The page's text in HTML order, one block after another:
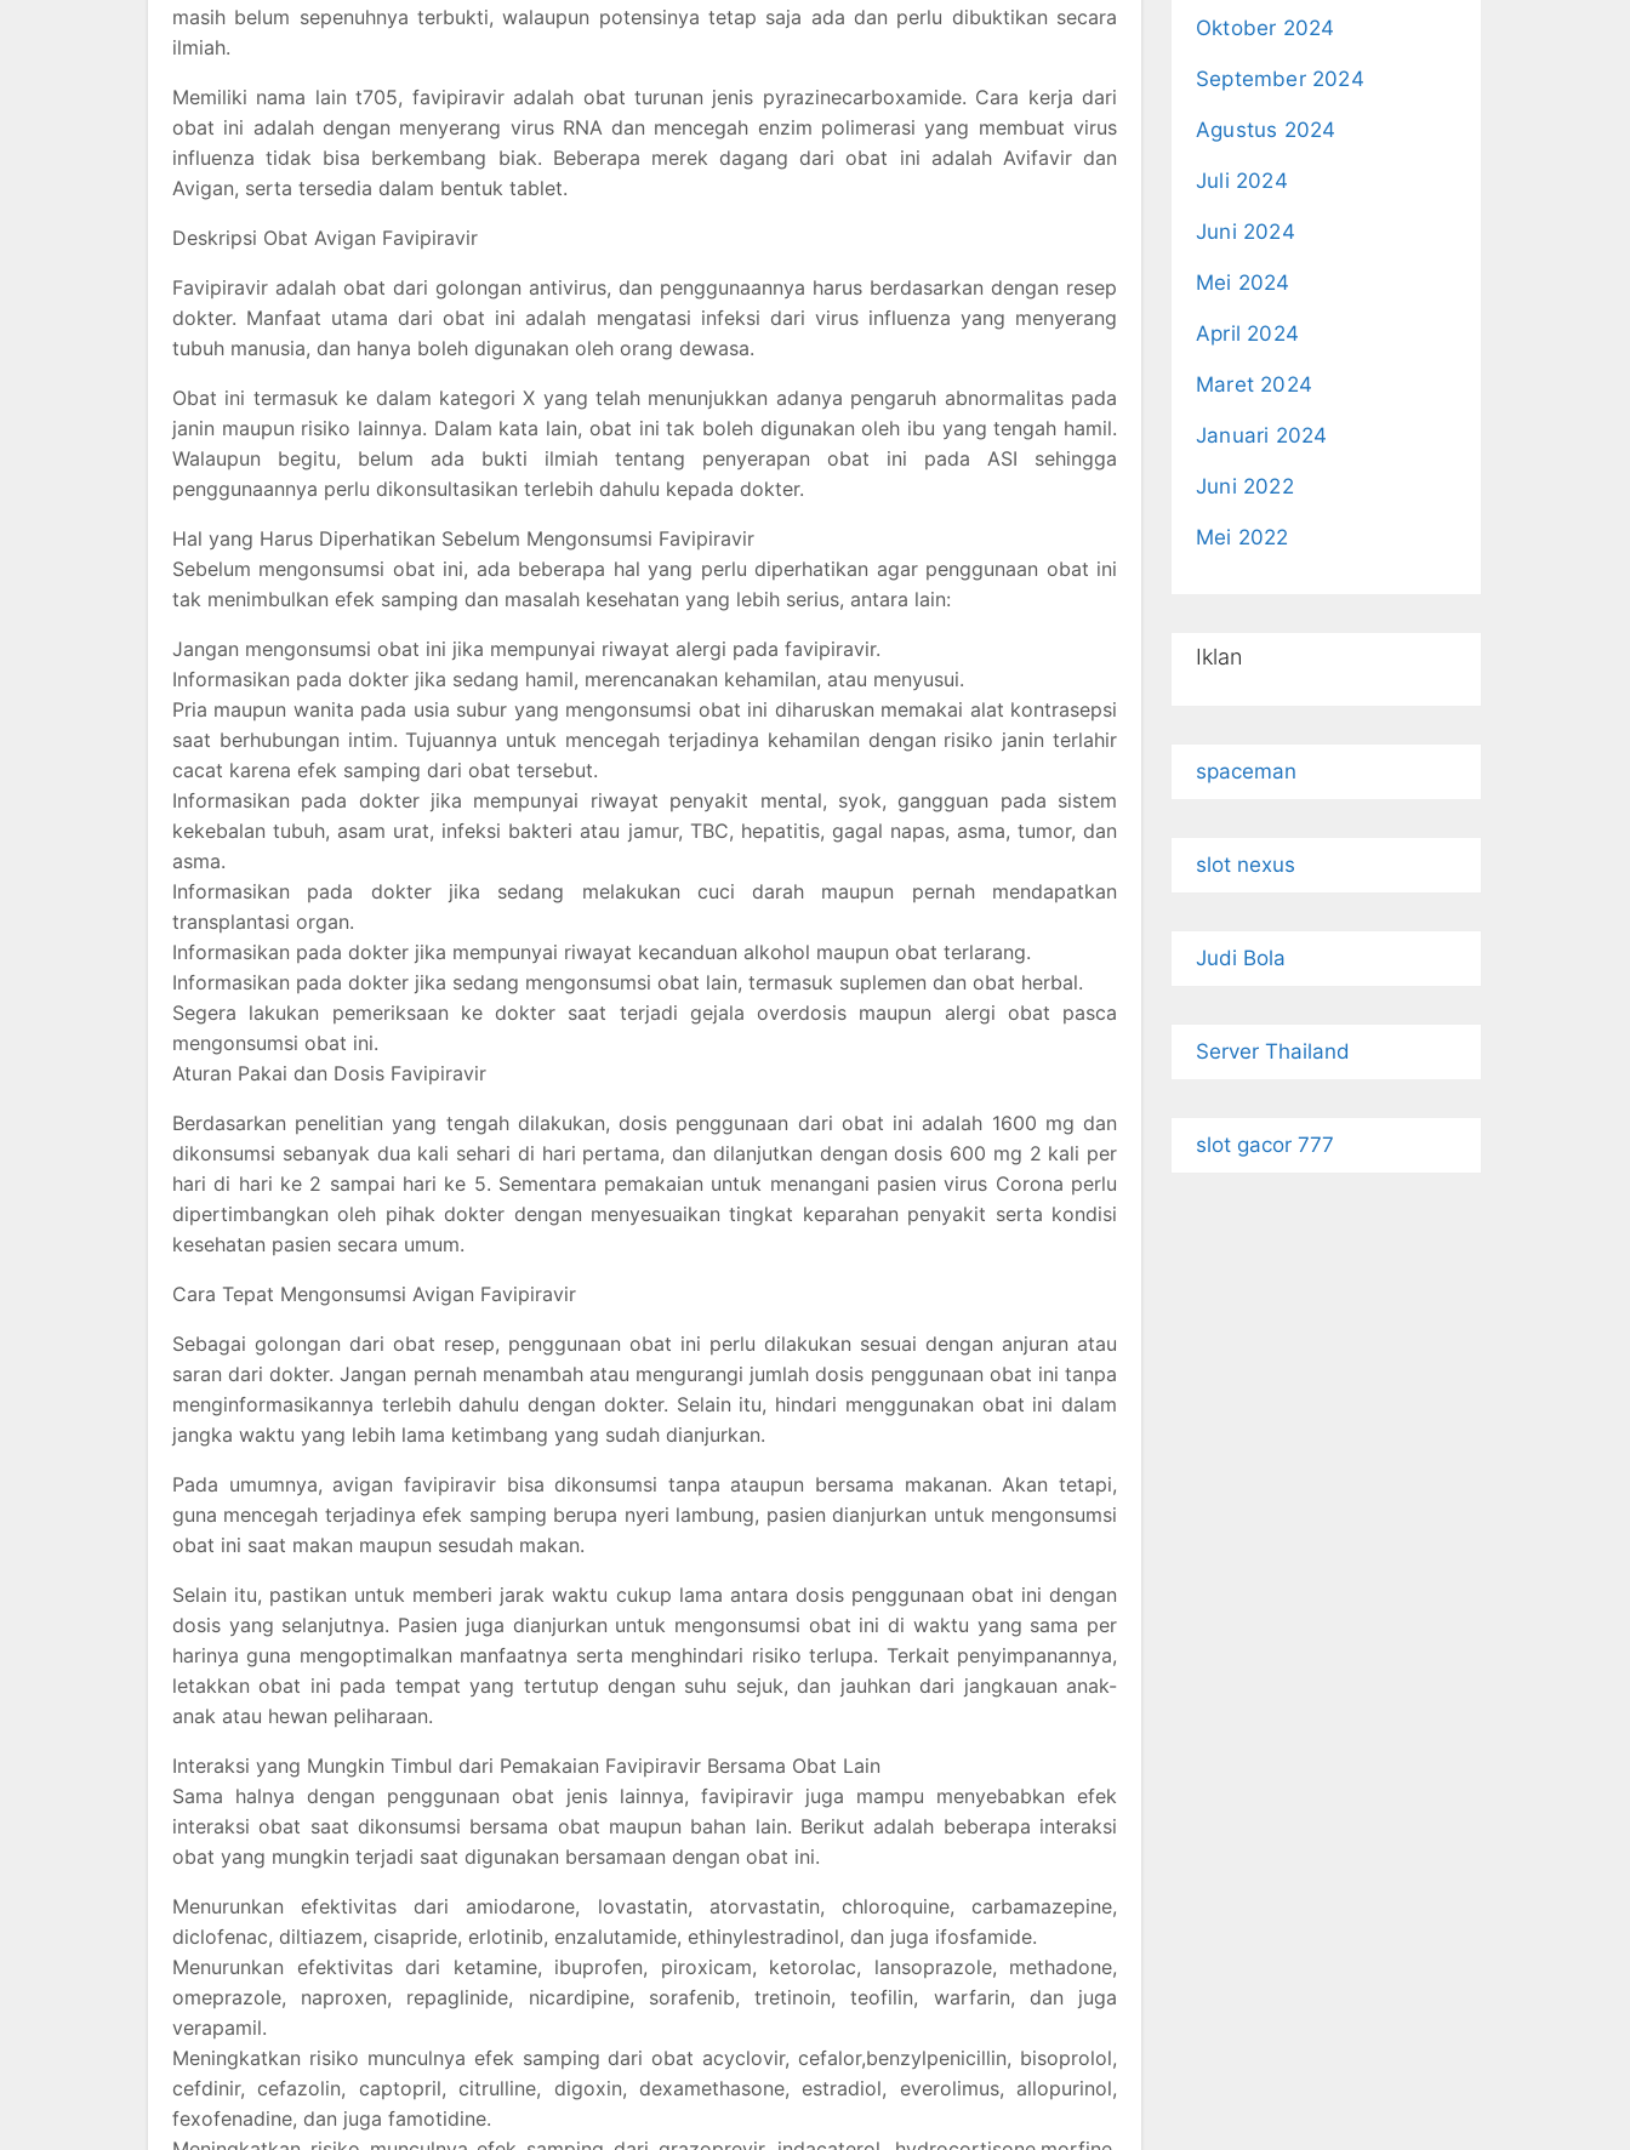
masih belum sepenuhnya terbukti, walaupun potensinya tetap saja ada dan perlu dibuktikan secara
ilmiah.
Memiliki nama lain t705, favipiravir adalah obat turunan jenis pyrazinecarboxamide. Cara kerja dari
obat ini adalah dengan menyerang virus RNA dan mencegah enzim polimerasi yang membuat virus
influenza tidak bisa berkembang biak. Beberapa merek dagang dari obat ini adalah Avifavir dan
Avigan, serta tersedia dalam bentuk tablet.
Deskripsi Obat Avigan Favipiravir
Favipiravir adalah obat dari golongan antivirus, dan penggunaannya harus berdasarkan dengan resep
dokter. Manfaat utama dari obat ini adalah mengatasi infeksi dari virus influenza yang menyerang
tubuh manusia, dan hanya boleh digunakan oleh orang dewasa.
Obat ini termasuk ke dalam kategori X yang telah menunjukkan adanya pengaruh abnormalitas pada
janin maupun risiko lainnya. Dalam kata lain, obat ini tak boleh digunakan oleh ibu yang tengah hamil.
Walaupun begitu, belum ada bukti ilmiah tentang penyerapan obat ini pada ASI sehingga
penggunaannya perlu dikonsultasikan terlebih dahulu kepada dokter.
Hal yang Harus Diperhatikan Sebelum Mengonsumsi Favipiravir
Sebelum mengonsumsi obat ini, ada beberapa hal yang perlu diperhatikan agar penggunaan obat ini
tak menimbulkan efek samping dan masalah kesehatan yang lebih serius, antara lain:
Jangan mengonsumsi obat ini jika mempunyai riwayat alergi pada favipiravir.
Informasikan pada dokter jika sedang hamil, merencanakan kehamilan, atau menyusui.
Pria maupun wanita pada usia subur yang mengonsumsi obat ini diharuskan memakai alat kontrasepsi
saat berhubungan intim. Tujuannya untuk mencegah terjadinya kehamilan dengan risiko janin terlahir
cacat karena efek samping dari obat tersebut.
Informasikan pada dokter jika mempunyai riwayat penyakit mental, syok, gangguan pada sistem
kekebalan tubuh, asam urat, infeksi bakteri atau jamur, TBC, hepatitis, gagal napas, asma, tumor, dan
asma.
Informasikan pada dokter jika sedang melakukan cuci darah maupun pernah mendapatkan
transplantasi organ.
Informasikan pada dokter jika mempunyai riwayat kecanduan alkohol maupun obat terlarang.
Informasikan pada dokter jika sedang mengonsumsi obat lain, termasuk suplemen dan obat herbal.
Segera lakukan pemeriksaan ke dokter saat terjadi gejala overdosis maupun alergi obat pasca
mengonsumsi obat ini.
Aturan Pakai dan Dosis Favipiravir
Berdasarkan penelitian yang tengah dilakukan, dosis penggunaan dari obat ini adalah 1600 mg dan
dikonsumsi sebanyak dua kali sehari di hari pertama, dan dilanjutkan dengan dosis 600 mg 2 kali per
hari di hari ke 2 sampai hari ke 5. Sementara pemakaian untuk menangani pasien virus Corona perlu
dipertimbangkan oleh pihak dokter dengan menyesuaikan tingkat keparahan penyakit serta kondisi
kesehatan pasien secara umum.
Cara Tepat Mengonsumsi Avigan Favipiravir
Sebagai golongan dari obat resep, penggunaan obat ini perlu dilakukan sesuai dengan anjuran atau
saran dari dokter. Jangan pernah menambah atau mengurangi jumlah dosis penggunaan obat ini tanpa
menginformasikannya terlebih dahulu dengan dokter. Selain itu, hindari menggunakan obat ini dalam
jangka waktu yang lebih lama ketimbang yang sudah dianjurkan.
Pada umumnya, avigan favipiravir bisa dikonsumsi tanpa ataupun bersama makanan. Akan tetapi,
guna mencegah terjadinya efek samping berupa nyeri lambung, pasien dianjurkan untuk mengonsumsi
obat ini saat makan maupun sesudah makan.
Selain itu, pastikan untuk memberi jarak waktu cukup lama antara dosis penggunaan obat ini dengan
dosis yang selanjutnya. Pasien juga dianjurkan untuk mengonsumsi obat ini di waktu yang sama per
harinya guna mengoptimalkan manfaatnya serta menghindari risiko terlupa. Terkait penyimpanannya,
letakkan obat ini pada tempat yang tertutup dengan suhu sejuk, dan jauhkan dari jangkauan anak-
anak atau hewan peliharaan.
Interaksi yang Mungkin Timbul dari Pemakaian Favipiravir Bersama Obat Lain
Sama halnya dengan penggunaan obat jenis lainnya, favipiravir juga mampu menyebabkan efek
interaksi obat saat dikonsumsi bersama obat maupun bahan lain. Berikut adalah beberapa interaksi
obat yang mungkin terjadi saat digunakan bersamaan dengan obat ini.
Menurunkan efektivitas dari amiodarone, lovastatin, atorvastatin, chloroquine, carbamazepine,
diclofenac, diltiazem, cisapride, erlotinib, enzalutamide, ethinylestradinol, dan juga ifosfamide.
Menurunkan efektivitas dari ketamine, ibuprofen, piroxicam, ketorolac, lansoprazole, methadone,
omeprazole, naproxen, repaglinide, nicardipine, sorafenib, tretinoin, teofilin, warfarin, dan juga
verapamil.
Meningkatkan risiko munculnya efek samping dari obat acyclovir, cefalor,benzylpenicillin, bisoprolol,
cefdinir, cefazolin, captopril, citrulline, digoxin, dexamethasone, estradiol, everolimus, allopurinol,
fexofenadine, dan juga famotidine.
Oktober 2024
September 2024
Agustus 2024
Juli 2024
Juni 2024
Mei 2024
April 2024
Maret 2024
Januari 2024
Juni 2022
Mei 2022
Iklan
spaceman
slot nexus
Judi Bola
Server Thailand
slot gacor 777